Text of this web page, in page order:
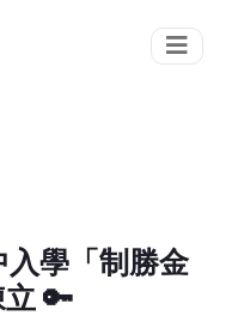
學「制勝金
🔑